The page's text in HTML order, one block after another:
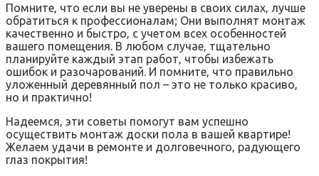
Помните‚ что если вы не уверены в своих силах‚ лучше
обратиться к профессионалам; Они выполнят монтаж
качественно и быстро‚ с учетом всех особенностей
вашего помещения. В любом случае‚ тщательно
планируйте каждый этап работ‚ чтобы избежать
ошибок и разочарований. И помните‚ что правильно
уложенный деревянный пол – это не только красиво‚
но и практично!
Надеемся‚ эти советы помогут вам успешно
осуществить монтаж доски пола в вашей квартире!
Желаем удачи в ремонте и долговечного‚ радующего
глаз покрытия!